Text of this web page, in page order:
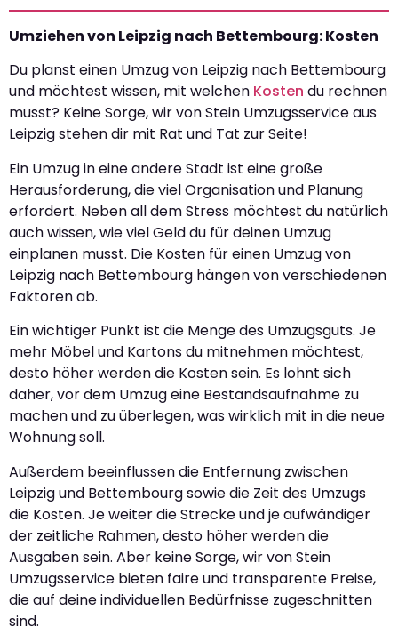
Umziehen von Leipzig nach Bettembourg: Kosten
Du planst einen Umzug von Leipzig nach Bettembourg
und möchtest wissen, mit welchen Kosten du rechnen
musst? Keine Sorge, wir von Stein Umzugsservice aus
Leipzig stehen dir mit Rat und Tat zur Seite!
Ein Umzug in eine andere Stadt ist eine große
Herausforderung, die viel Organisation und Planung
erfordert. Neben all dem Stress möchtest du natürlich
auch wissen, wie viel Geld du für deinen Umzug
einplanen musst. Die Kosten für einen Umzug von
Leipzig nach Bettembourg hängen von verschiedenen
Faktoren ab.
Ein wichtiger Punkt ist die Menge des Umzugsguts. Je
mehr Möbel und Kartons du mitnehmen möchtest,
desto höher werden die Kosten sein. Es lohnt sich
daher, vor dem Umzug eine Bestandsaufnahme zu
machen und zu überlegen, was wirklich mit in die neue
Wohnung soll.
Außerdem beeinflussen die Entfernung zwischen
Leipzig und Bettembourg sowie die Zeit des Umzugs
die Kosten. Je weiter die Strecke und je aufwändiger
der zeitliche Rahmen, desto höher werden die
Ausgaben sein. Aber keine Sorge, wir von Stein
Umzugsservice bieten faire und transparente Preise,
die auf deine individuellen Bedürfnisse zugeschnitten
sind.